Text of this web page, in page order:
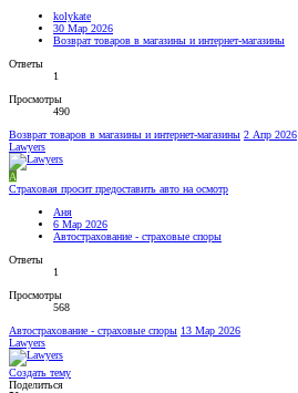
kolykate
30 Мар 2026
Возврат товаров в магазины и интернет-магазины
Ответы
1
Просмотры
490
Возврат товаров в магазины и интернет-магазины 2 Апр 2026
Lawyers
А
Страховая просит предоставить авто на осмотр
Аня
6 Мар 2026
Автострахование - страховые споры
Ответы
1
Просмотры
568
Автострахование - страховые споры 13 Мар 2026
Lawyers
Создать тему
Поделиться